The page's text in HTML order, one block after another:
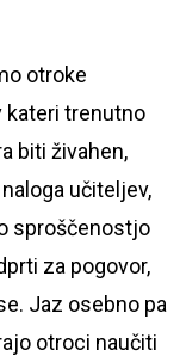
otroke
kateri trenutno
biti živahen,
učiteljev,
sproščenostjo
za pogovor,
Jaz osebno pa
otroci naučiti